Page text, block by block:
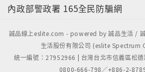
內政部警政署 165全民防騙網
誠品線上eslite.com - powered by 誠品生活 /
生活股份有限公司 (eslite
統一編號：27952966 | 台灣台北市信義區松德
0800-666-798／+886-2-